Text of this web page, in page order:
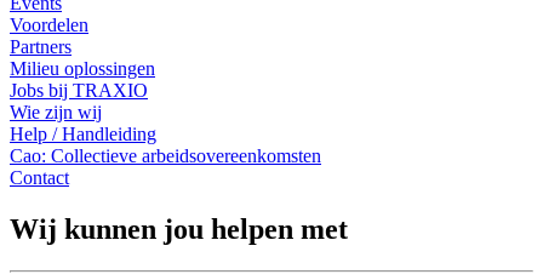
Voordelen
Partners
Milieu oplossingen
Jobs bij TRAXIO
Wie zijn wij
Help / Handleiding
Cao: Collectieve arbeidsovereenkomsten
Contact
Wij kunnen jou helpen met